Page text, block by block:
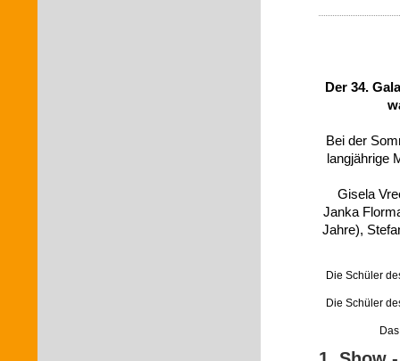
Der 34.
Bei der
langjährige
Gisela
Janka
Jahre),
Die Schüler
Die Schüler